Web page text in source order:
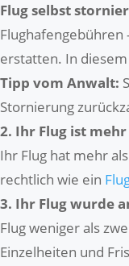
Flug selbst
Flughafengebühren
erstatten. In diesem
Tipp vom Anwalt:
Stornierung
2. Ihr Flug ist
Ihr Flug hat mehr
rechtlich wie ein
3. Ihr Flug wurde
Flug weniger als
Einzelheiten und